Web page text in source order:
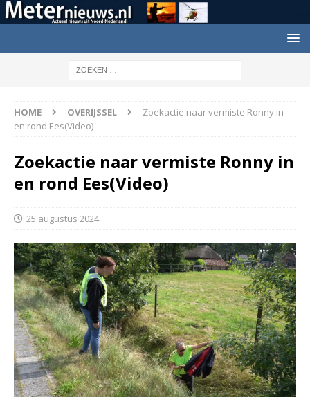
HOME OVERIJSSEL
Zoekactie naar vermiste Ronny in
en rond Ees(Video)
Zoekactie naar vermiste Ronny in
en rond Ees(Video)
25 augustus 2024